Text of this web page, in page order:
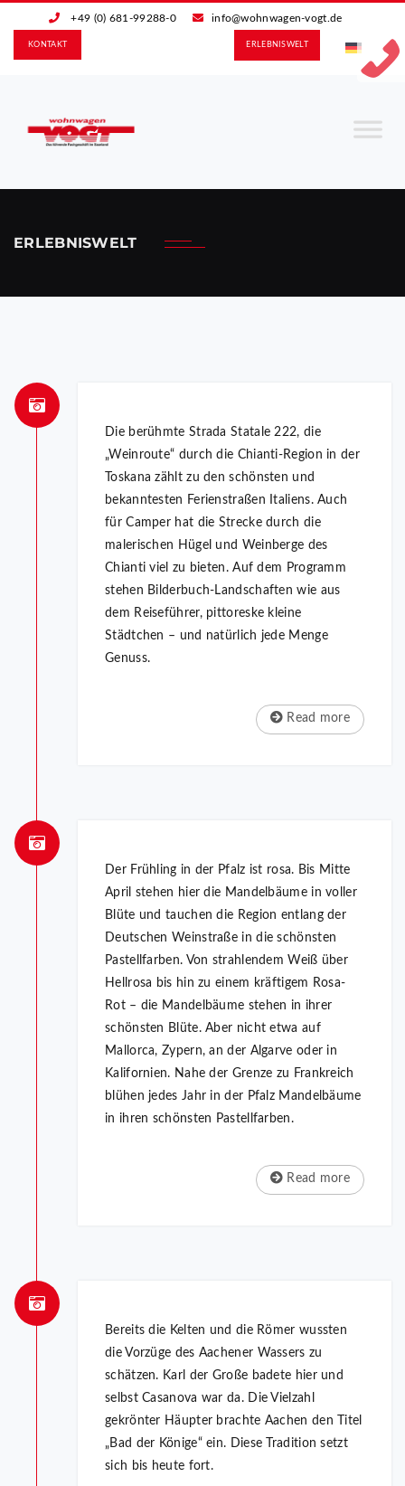
+49 (0) 681-99288-0 info@wohnwagen-vogt.de
ERLEBNIS­WELT
KONTAKT
ERLEBNISWELT
Die berühmte Strada Statale 222, die
„Weinroute“ durch die Chianti-Region in der
Toskana zählt zu den schönsten und
bekanntesten Ferienstraßen Italiens. Auch
für Camper hat die Strecke durch die
malerischen Hügel und Weinberge des
Chianti viel zu bieten. Auf dem Programm
stehen Bilderbuch-Landschaften wie aus
dem Reiseführer, pittoreske kleine
Städtchen – und natürlich jede Menge
Genuss.
Read more
Der Frühling in der Pfalz ist rosa. Bis Mitte
April stehen hier die Mandelbäume in voller
Blüte und tauchen die Region entlang der
Deutschen Weinstraße in die schönsten
Pastellfarben. Von strahlendem Weiß über
Hellrosa bis hin zu einem kräftigem Rosa-
Rot – die Mandelbäume stehen in ihrer
schönsten Blüte. Aber nicht etwa auf
Mallorca, Zypern, an der Algarve oder in
Kalifornien. Nahe der Grenze zu Frankreich
blühen jedes Jahr in der Pfalz Mandelbäume
in ihren schönsten Pastellfarben.
Read more
Bereits die Kelten und die Römer wussten
die Vorzüge des Aachener Wassers zu
schätzen. Karl der Große badete hier und
selbst Casanova war da. Die Vielzahl
gekrönter Häupter brachte Aachen den Titel
„Bad der Könige“ ein. Diese Tradition setzt
sich bis heute fort.